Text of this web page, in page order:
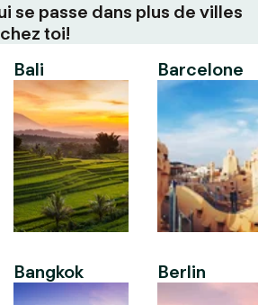
se passe dans plus de villes
toi!
Bali
Bangkok
Barcelone
Berlin